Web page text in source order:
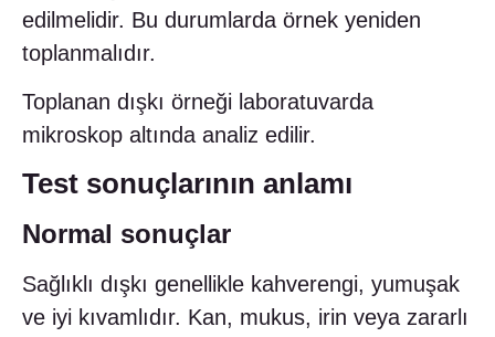
edilmelidir. Bu durumlarda örnek yeniden
toplanmalıdır.
Toplanan dışkı örneği laboratuvarda
mikroskop altında analiz edilir.
Test sonuçlarının anlamı
Normal sonuçlar
Sağlıklı dışkı genellikle kahverengi, yumuşak
ve iyi kıvamlıdır. Kan, mukus, irin veya zararlı